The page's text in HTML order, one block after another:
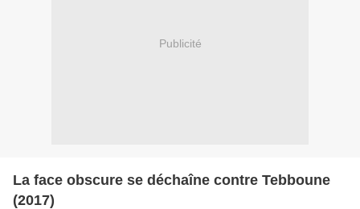
Publicité
La face obscure se déchaîne contre Tebboune
(2017)